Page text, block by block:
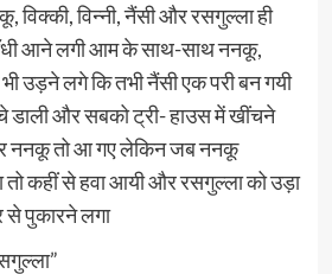
विक्की, विन्नी, नैंसी और रसगुल्ला ही
आने लगी आम के साथ-साथ ननकू,
भी उड़ने लगे कि तभी नैंसी एक परी बन गयी
और सबको ट्री- हाउस में खींचने
ननकू तो आ गए लेकिन जब ननकू
कहीं से हवा आयी और रसगुल्ला को उड़ा
पुकारने लगा